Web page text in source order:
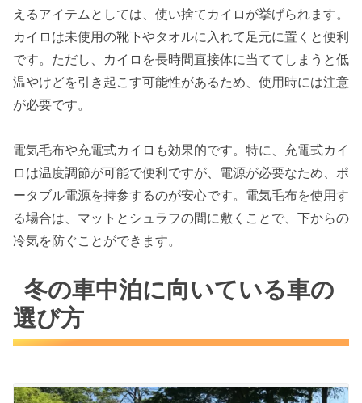
えるアイテムとしては、使い捨てカイロが挙げられます。
カイロは未使用の靴下やタオルに入れて足元に置くと便利
です。ただし、カイロを長時間直接体に当ててしまうと低
温やけどを引き起こす可能性があるため、使用時には注意
が必要です。
電気毛布や充電式カイロも効果的です。特に、充電式カイ
ロは温度調節が可能で便利ですが、電源が必要なため、ポ
ータブル電源を持参するのが安心です。電気毛布を使用す
る場合は、マットとシュラフの間に敷くことで、下からの
冷気を防ぐことができます。
冬の車中泊に向いている車の
選び方